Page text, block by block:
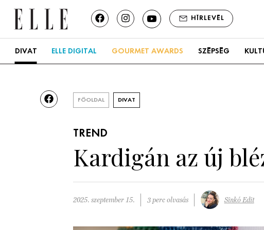
HÍRLEVÉL
DIVAT ELLE DIGITAL GOURMET AWARDS SZÉPSÉG
FŐOLDAL DIVAT
TREND
Kardigán az új
2025. szeptember 15. 3 perc olvasás Sinkó Edit